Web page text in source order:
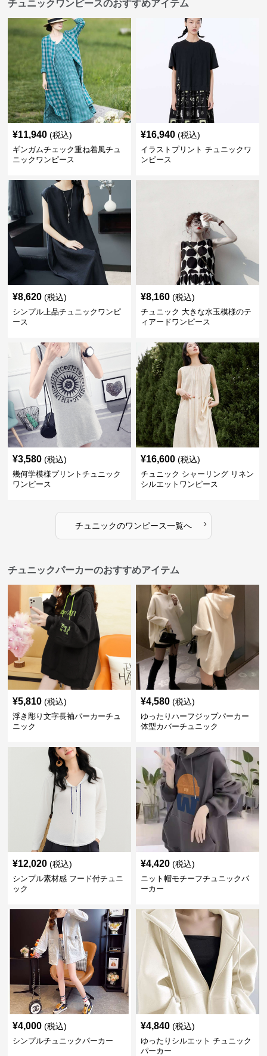
チュニックワンピースのおすすめアイテム
¥11,940 (税込)
ギンガムチェック重ね着風チュ
ニックワンピース
¥16,940 (税込)
イラストプリント チュニックワ
ンピース
¥8,620 (税込)
シンプル上品チュニックワンピ
ース
¥8,160 (税込)
チュニック 大きな水玉模様のテ
ィアードワンピース
¥3,580 (税込)
幾何学模様プリントチュニック
ワンピース
¥16,600 (税込)
チュニック シャーリング リネン
シルエットワンピース
チュニックのワンピース一覧へ ›
チュニックパーカーのおすすめアイテム
¥5,810 (税込)
浮き彫り文字長袖パーカーチュ
ニック
¥4,580 (税込)
ゆったりハーフジップパーカー
体型カバーチュニック
¥12,020 (税込)
シンプル素材感 フード付チュニ
ック
¥4,420 (税込)
ニット帽モチーフチュニックパ
ーカー
¥4,000 (税込)
シンプルチュニックパーカー
¥4,840 (税込)
ゆったりシルエット チュニック
パーカー